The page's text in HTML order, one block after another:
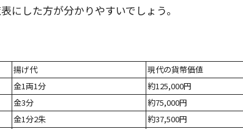
にした方が分かりやすいでしょう。
揚げ代
現代の貨幣価値
金1両1分
約125,000円
金3分
約75,000円
金1分2朱
約37,500円